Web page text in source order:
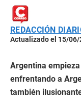
REDACCIÓN
Actualizado el 15/06/
Argentina
enfrentando a
también